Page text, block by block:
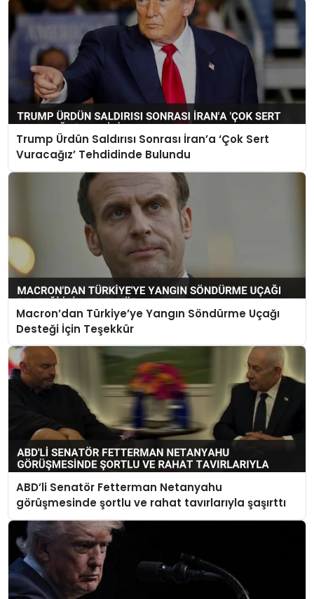
Trump Ürdün Saldırısı Sonrası İran’a ‘Çok Sert
Vuracağız’ Tehdidinde Bulundu
Macron’dan Türkiye’ye Yangın Söndürme Uçağı
Desteği İçin Teşekkür
ABD’li Senatör Fetterman Netanyahu
görüşmesinde şortlu ve rahat tavırlarıyla şaşırttı